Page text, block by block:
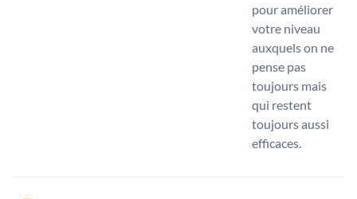
pour améliorer
votre niveau
auxquels on ne
pense pas
toujours mais
qui restent
toujours aussi
efficaces.